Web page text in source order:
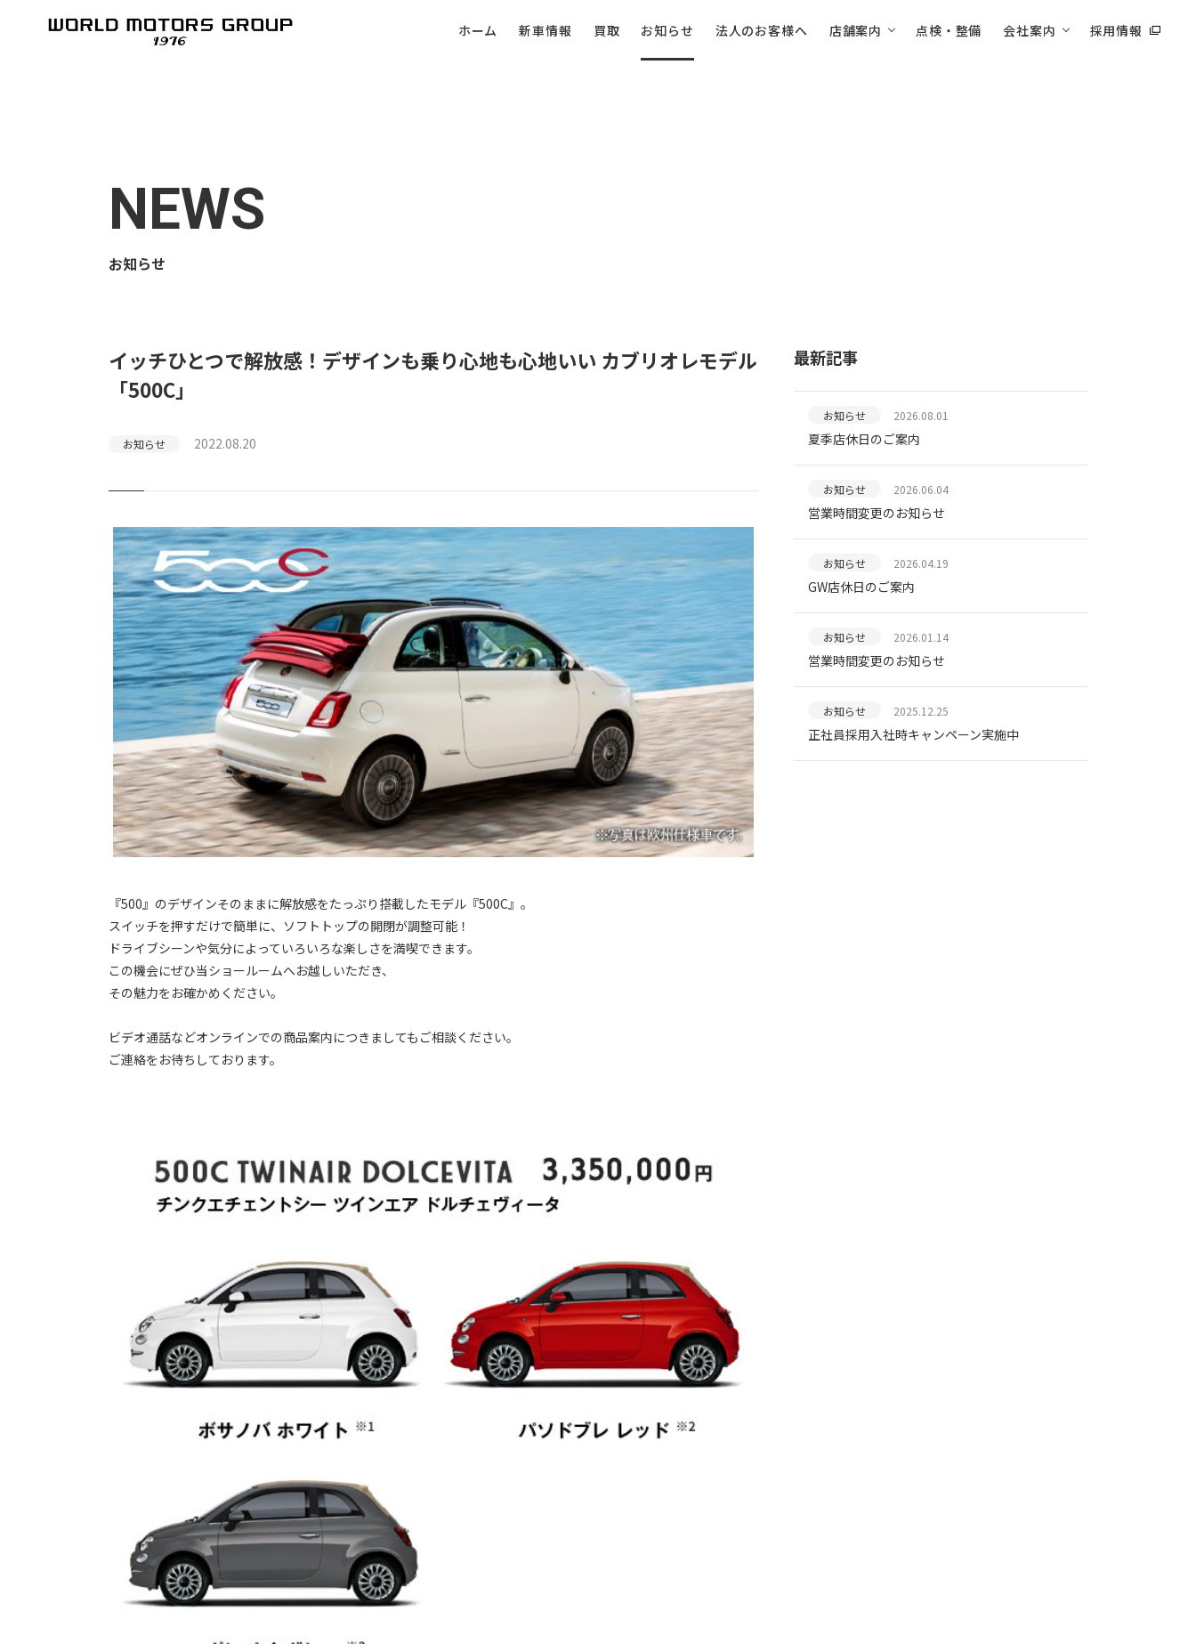
ホーム 新車情報 買取 お知らせ 法人のお客様へ 店舗案内 点検・整備 会社案内 採用情報
NEWS
お知らせ
イッチひとつで解放感！デザインも乗り心地も心地いい カブリオレモデル
「500C」
お知らせ 2022.08.20
最新記事
お知らせ 2026.08.01
夏季店休日のご案内
お知らせ 2026.06.04
営業時間変更のお知らせ
お知らせ 2026.04.19
GW店休日のご案内
お知らせ 2026.01.14
営業時間変更のお知らせ
お知らせ 2025.12.25
正社員採用入社時キャンペーン実施中
『500』のデザインそのままに解放感をたっぷり搭載したモデル『500C』。
スイッチを押すだけで簡単に、ソフトトップの開閉が調整可能！
ドライブシーンや気分によっていろいろな楽しさを満喫できます。
この機会にぜひ当ショールームへお越しいただき、
その魅力をお確かめください。
ビデオ通話などオンラインでの商品案内につきましてもご相談ください。
ご連絡をお待ちしております。